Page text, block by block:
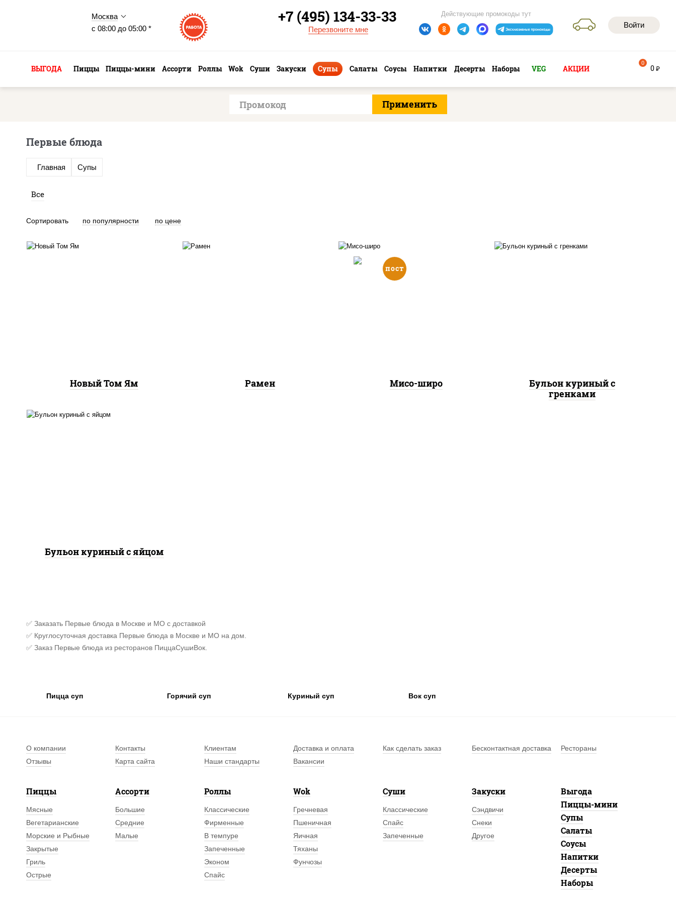
Москва
с 08:00 до 05:00 *
Войти
Действующие промокоды тут
+7 (495) 134-33-33
Перезвоните мне
ВЫГОДА Пиццы Пиццы-мини Ассорти Роллы Wok Суши Закуски Супы Салаты Соусы Напитки Десерты Наборы VEG АКЦИИ 0 руб
0
Первые блюда
Главная Супы
Все
Сортировать по популярности по цене
Новый Том Ям Рамен
пост
Мисо-широ
Бульон куриный с
гренками
Бульон куриный с яйцом
✅ Заказать Первые блюда в Москве и МО с доставкой
✅ Круглосуточная доставка Первые блюда в Москве и МО на дом.
✅ Заказ Первые блюда из ресторанов ПиццаСушиВок.
Пицца суп Горячий суп Куриный суп Вок суп
О компании Контакты Клиентам Доставка и оплата Как сделать заказ Бесконтактная доставка
Рестораны
Отзывы
Карта сайта Наши стандарты Вакансии
Пиццы
Мясные
Вегетарианские
Морские и Рыбные
Закрытые
Гриль
Острые
Ассорти
Большие
Средние
Малые
Роллы
Классические
Фирменные
В темпуре
Запеченные
Эконом
Спайс
Wok
Гречневая
Пшеничная
Яичная
Тяханы
Фунчозы
Суши
Классические
Спайс
Запеченные
Закуски
Сэндвичи
Снеки
Другое
Выгода
Пиццы-мини
Супы
Салаты
Соусы
Напитки
Десерты
Наборы